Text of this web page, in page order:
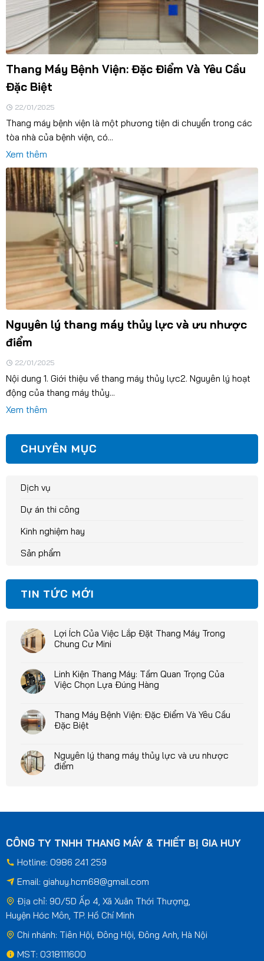
Thang Máy Bệnh Viện: Đặc Điểm Và Yêu Cầu
Đặc Biệt
22/01/2025
Thang máy bệnh viện là một phương tiện di chuyển trong các
tòa nhà của bệnh viện, có...
Xem thêm
Nguyên lý thang máy thủy lực và ưu nhược
điểm
22/01/2025
Nội dung 1. Giới thiệu về thang máy thủy lực2. Nguyên lý hoạt
động của thang máy thủy...
Xem thêm
CHUYÊN MỤC
Dịch vụ
Dự án thi công
Kinh nghiệm hay
Sản phẩm
TIN TỨC MỚI
Lợi Ích Của Việc Lắp Đặt Thang Máy Trong
Chung Cư Mini
Linh Kiện Thang Máy: Tầm Quan Trọng Của
Việc Chọn Lựa Đúng Hàng
Thang Máy Bệnh Viện: Đặc Điểm Và Yêu Cầu
Đặc Biệt
Nguyên lý thang máy thủy lực và ưu nhược
điểm
CÔNG TY TNHH THANG MÁY & THIẾT BỊ GIA HUY
Hotline: 0986 241 259
Email: giahuy.hcm68@gmail.com
Địa chỉ: 90/5D Ấp 4, Xã Xuân Thới Thượng,
Huyện Hóc Môn, TP. Hồ Chí Minh
Chi nhánh: Tiên Hội, Đông Hội, Đông Anh, Hà Nội
MST: 0318111600